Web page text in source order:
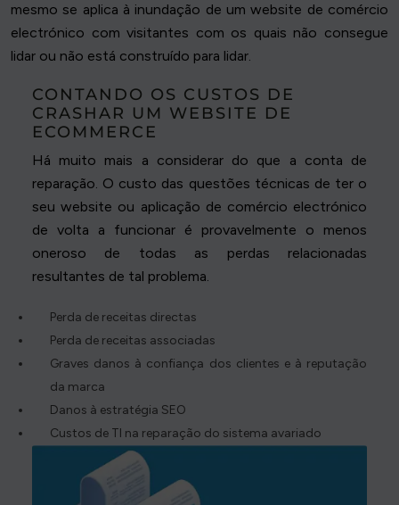
mesmo se aplica à inundação de um website de comércio
electrónico com visitantes com os quais não consegue
lidar ou não está construído para lidar.
CONTANDO OS CUSTOS DE
CRASHAR UM WEBSITE DE
ECOMMERCE
Há muito mais a considerar do que a conta de
reparação. O custo das questões técnicas de ter o
seu website ou aplicação de comércio electrónico
de volta a funcionar é provavelmente o menos
oneroso de todas as perdas relacionadas
resultantes de tal problema.
Perda de receitas directas
Perda de receitas associadas
Graves danos à confiança dos clientes e à reputação
da marca
Danos à estratégia SEO
Custos de TI na reparação do sistema avariado